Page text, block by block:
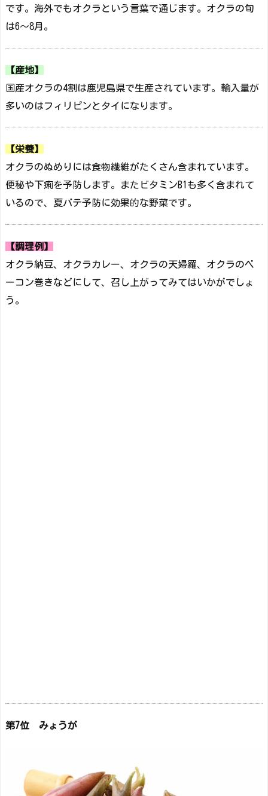
です。海外でもオクラという言葉で通じます。オクラの旬
は6～8月。
【産地】
国産オクラの4割は鹿児島県で生産されています。輸入量が
多いのはフィリピンとタイになります。
【栄養】
オクラのぬめりには食物繊維がたくさん含まれています。
便秘や下痢を予防します。またビタミンB1も多く含まれて
いるので、夏バテ予防に効果的な野菜です。
【調理例】
オクラ納豆、オクラカレー、オクラの天婦羅、オクラのベ
ーコン巻きなどにして、召し上がってみてはいかがでしょ
う。
第7位 みょうが